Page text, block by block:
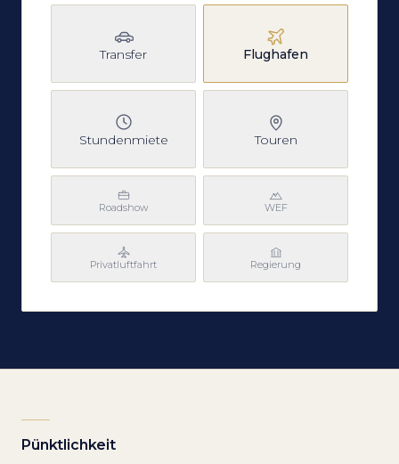
Transfer Flughafen
Stundenmiete Touren
Roadshow WEF
Privatluftfahrt Regierung
Pünktlichkeit